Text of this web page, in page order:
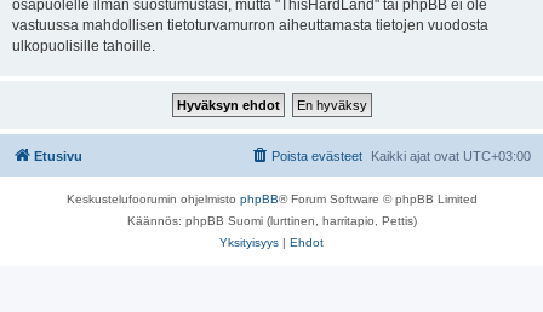
osapuolelle ilman suostumustasi, mutta "ThisHardLand" tai phpBB ei ole
vastuussa mahdollisen tietoturvamurron aiheuttamasta tietojen vuodosta
ulkopuolisille tahoille.
Etusivu Kaikki ajat ovat UTC+03:00
Poista evästeet
Keskustelufoorumin ohjelmisto phpBB® Forum Software © phpBB Limited
Käännös: phpBB Suomi (lurttinen, harritapio, Pettis)
Yksityisyys | Ehdot